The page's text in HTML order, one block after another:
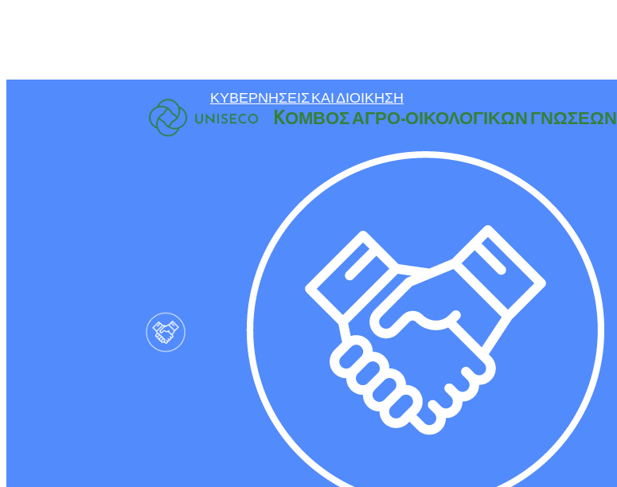
KΌΜΒΟΣ ΑΓΡΟ-ΟΙΚΟΛΟΓΙΚΏΝ ΓΝΏΣΕΩΝ
ΚΥΒΕΡΝΉΣΕΙΣ ΚΑΙ ΔΙΟΊΚΗΣΗ